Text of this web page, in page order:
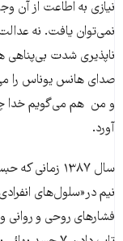
نیازی به اطاعت از آن
نمی‌توان یافت. نه
ناپذیری شدت بی‌پناهی
صدای هانس یوناس را
و من هم می‌گویم خدا
آورد.
سال ۱۳۸۷
فشارهای روحی و